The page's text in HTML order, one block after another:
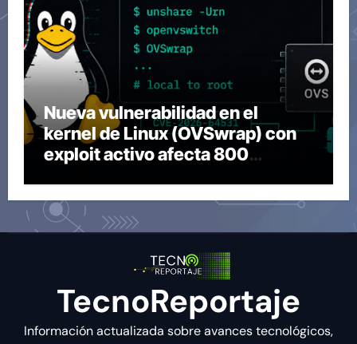
Nueva vulnerabilidad en el
kernel de Linux (OVSwrap) con
exploit activo afecta 800
TecnoReportaje
Información actualizada sobre avances tecnológicos,